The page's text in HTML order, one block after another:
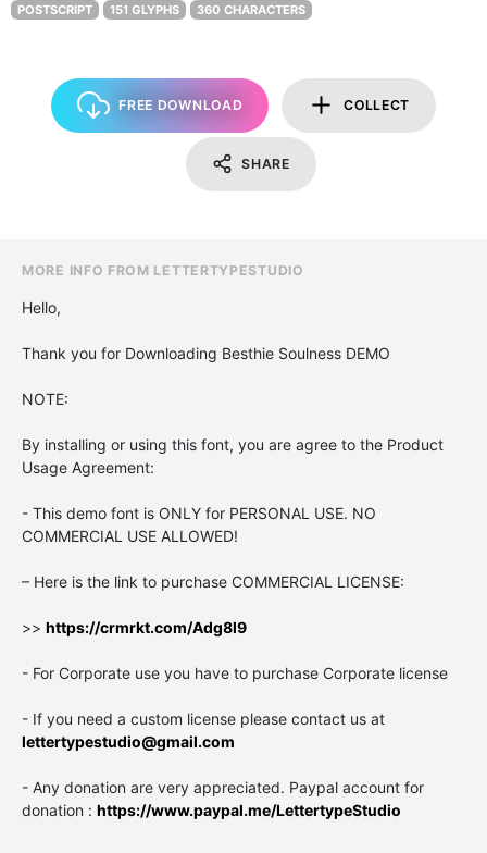
POSTSCRIPT 151 GLYPHS 360 CHARACTERS
FREE DOWNLOAD COLLECT
SHARE
MORE INFO FROM LETTERTYPESTUDIO
Hello,
Thank you for Downloading Besthie Soulness DEMO
NOTE:
By installing or using this font, you are agree to the Product
Usage Agreement:
- This demo font is ONLY for PERSONAL USE. NO
COMMERCIAL USE ALLOWED!
– Here is the link to purchase COMMERCIAL LICENSE:
>> https://crmrkt.com/Adg8l9
- For Corporate use you have to purchase Corporate license
- If you need a custom license please contact us at
lettertypestudio@gmail.com
- Any donation are very appreciated. Paypal account for
donation : https://www.paypal.me/LettertypeStudio